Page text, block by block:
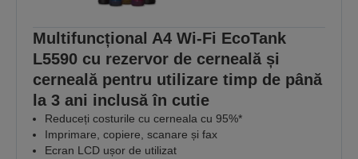
Multifuncțional A4 Wi-Fi EcoTank
L5590 cu rezervor de cerneală și
cerneală pentru utilizare timp de până
la 3 ani inclusă în cutie
Reduceți costurile cu cerneala cu 95%*
Imprimare, copiere, scanare și fax
Ecran LCD ușor de utilizat